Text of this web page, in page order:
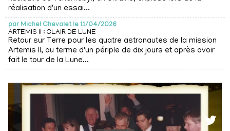
réalisation d'un essai...
par Michel Chevalet le 11/04/2026
ARTEMIS II : CLAIR DE LUNE
Retour sur Terre pour les quatre astronautes de la mission
Artemis II, au terme d'un périple de dix jours et après avoir
fait le tour de la Lune...